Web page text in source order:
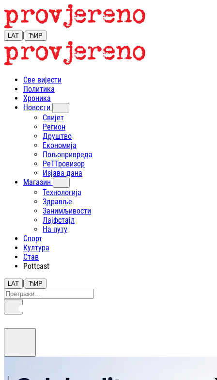
LAT | ЋИР
Све вијести
Политика
Хроника
Новости
Свијет
Регион
Друштво
Економија
Пољопривреда
РеТТровизор
Изјава дана
Магазин
Технологија
Здравље
Занимљивости
Лајфстajл
На путу
Спорт
Култура
Став
Pottcast
LAT | ЋИР